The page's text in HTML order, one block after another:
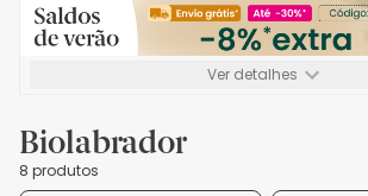
Ver detalhes
Biolabrador
8 produtos